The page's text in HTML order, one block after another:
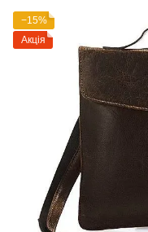
−15%
Акція